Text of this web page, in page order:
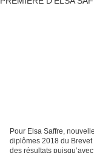
Pour Elsa Saffre,
diplômes 2018 du
des résultats